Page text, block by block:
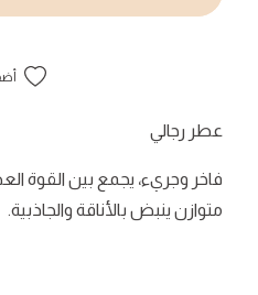
عطر رجالي
فاخر وجريء، يجمع بين القوة
متوازن ينبض بالأناقة والجاذبية.